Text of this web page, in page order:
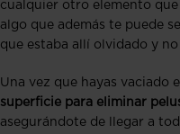
cualquier otro elemento
algo que además te puede
que estaba allí olvidado y no
Una vez que hayas vaciado
superficie para eliminar
asegurándote de llegar a